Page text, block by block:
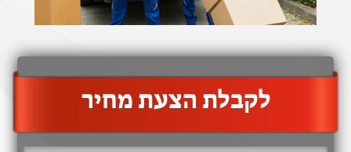
‫לקבלת הצעת מחיר